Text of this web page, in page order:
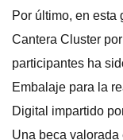
Por último, en esta
Cantera Cluster
participantes ha
Embalaje para la
Digital impartido
Una beca